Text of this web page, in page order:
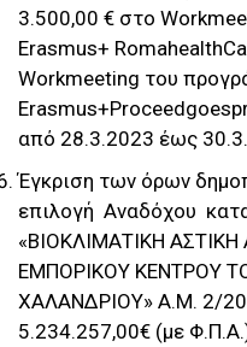
3.500,00 € στο
Erasmus+
Workmeeting του
από 28.3.2023 έως
Έγκριση των όρων
επιλογή Αναδόχου
«ΒΙΟΚΛΙΜΑΤΙΚΗ
ΕΜΠΟΡΙΚΟΥ ΚΕΝΤΡΟΥ
ΧΑΛΑΝΔΡΙΟΥ» Α.Μ. 2/
5.234.257,00€ (με